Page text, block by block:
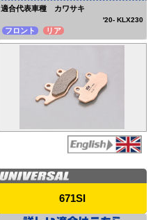
適合代表車種 カワサキ
'20- KLX230
フロント リア
671SI